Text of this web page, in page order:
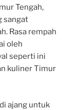
Tengah,
sangat
Rasa rempah
oleh
seperti ini
kuliner Timur
ajang untuk